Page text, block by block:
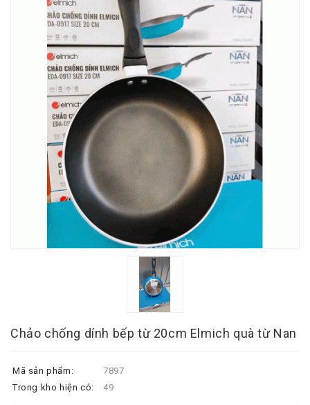
Chảo chống dính bếp từ 20cm Elmich quà từ Nan
Mã sản phẩm:
7897
Trong kho hiện có:
49